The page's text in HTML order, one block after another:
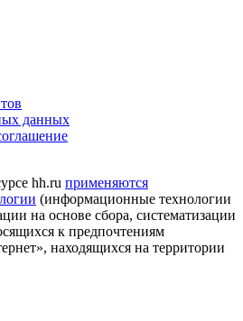
данных
hh.ru применяются
(информационные технологии
на основе сбора, систематизации
к предпочтениям
находящихся на территории